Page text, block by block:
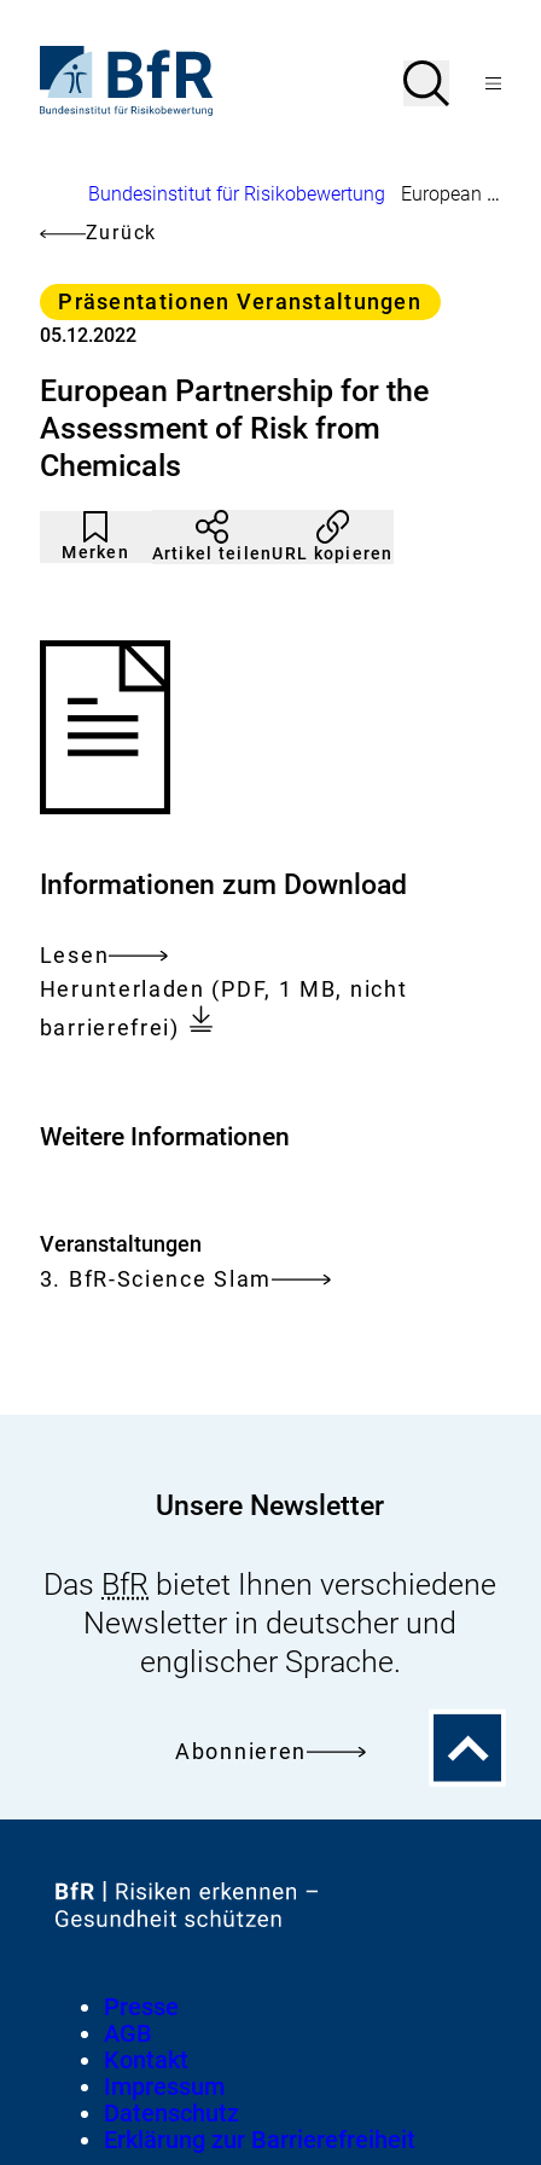
Seiteninhalt
springenStartseite
von
Suche
SucheMenü
Brotkrumennavigation
Bundesinstitut für Risikobewertung
European Partnership for the Assessment of Risk from Chemicals
Zurück
Kategorie
Präsentationen Veranstaltungen
05.12.2022
European Partnership for the
Assessment of Risk from
Chemicals
Merken
Artikel
nicht
gemerkt
Durch
Klicken
der
Artikel teilenURL kopieren
Informationen zum Download
Lesen
Gesamtes
Dokument
Download:
Herunterladen European
Partnership
Assessment
(PDF, 1 MB, nicht
barrierefrei)
Weitere Informationen
Veranstaltungen
3. BfR-Science Slam
Unsere Newsletter
Das BfR bietet Ihnen verschiedene
Newsletter in deutscher und
englischer Sprache.
Abonnieren
Zum
Zur
Footer
Meta-
Navigation
Presse
AGB
Kontakt
Impressum
Datenschutz
Erklärung zur Barrierefreiheit